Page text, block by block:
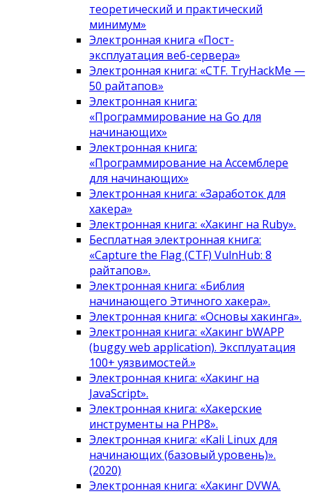
теоретический и практический
минимум»
Электронная книга «Пост-
эксплуатация веб-сервера»
Электронная книга: «CTF. TryHackMe —
50 райтапов»
Электронная книга:
«Программирование на Go для
начинающих»
Электронная книга:
«Программирование на Ассемблере
для начинающих»
Электронная книга: «Заработок для
хакера»
Электронная книга: «Хакинг на Ruby».
Бесплатная электронная книга:
«Capture the Flag (CTF) VulnHub: 8
райтапов».
Электронная книга: «Библия
начинающего Этичного хакера».
Электронная книга: «Основы хакинга».
Электронная книга: «Хакинг bWAPP
(buggy web application). Эксплуатация
100+ уязвимостей.»
Электронная книга: «Хакинг на
JavaScript».
Электронная книга: «Хакерские
инструменты на PHP8».
Электронная книга: «Kali Linux для
начинающих (базовый уровень)».
(2020)
Электронная книга: «Хакинг DVWA.